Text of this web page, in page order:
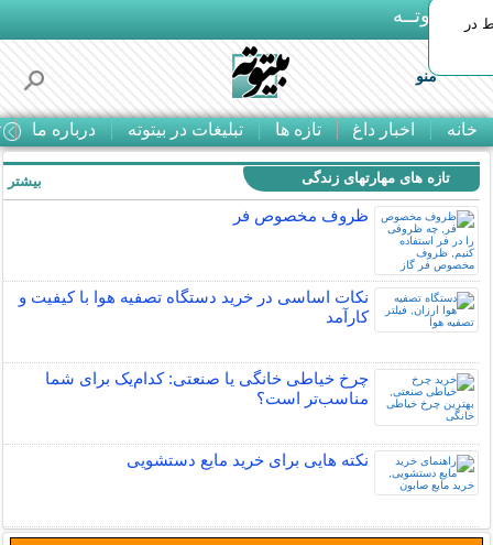
بـیتوتــه
منو
خانه اخبار داغ تازه ها تبلیغات در بیتوته درباره ما
در
تازه های مهارتهای زندگی
ظروف مخصوص فر
نکات اساسی در خرید دستگاه تصفیه هوا با کیفیت و
کارآمد
چرخ خیاطی خانگی یا صنعتی: کدام‌یک برای شما
مناسب‌تر است؟
نکته هایی برای خرید مایع دستشویی
بیشتر